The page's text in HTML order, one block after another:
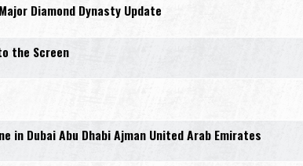
Diamond Dynasty Update
the Screen
in Dubai Abu Dhabi Ajman United Arab Emirates